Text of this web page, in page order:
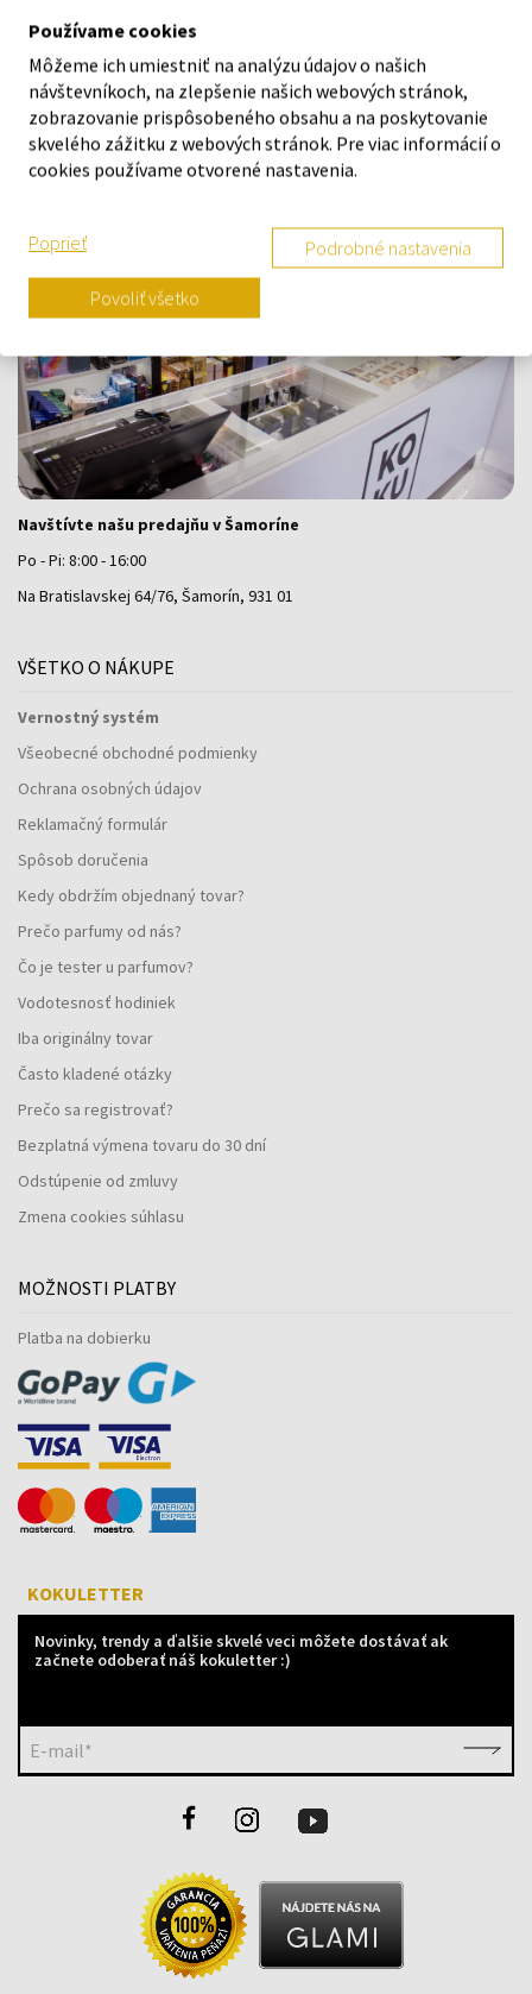
O nás
Kontaktný formulár
Kontakt
Výdajné miesto a predajňa KOKU Šamorín
Navštívte našu predajňu v Šamoríne
Po - Pi: 8:00 - 16:00
Na Bratislavskej 64/76, Šamorín, 931 01
VŠETKO O NÁKUPE
Vernostný systém
Všeobecné obchodné podmienky
Ochrana osobných údajov
Reklamačný formulár
Spôsob doručenia
Kedy obdržím objednaný tovar?
Prečo parfumy od nás?
Čo je tester u parfumov?
Vodotesnosť hodiniek
Iba originálny tovar
Často kladené otázky
Prečo sa registrovať?
Bezplatná výmena tovaru do 30 dní
Odstúpenie od zmluvy
Zmena cookies súhlasu
MOŽNOSTI PLATBY
Platba na dobierku
KOKULETTER
Novinky, trendy a ďalšie skvelé veci môžete dostávať ak
začnete odoberať náš kokuletter :)
E-mail*
Používame cookies
Môžeme ich umiestniť na analýzu údajov o našich
návštevníkoch, na zlepšenie našich webových stránok,
zobrazovanie prispôsobeného obsahu a na poskytovanie
skvelého zážitku z webových stránok. Pre viac informácií o
cookies používame otvorené nastavenia.
Poprieť Podrobné nastavenia
Povoliť všetko